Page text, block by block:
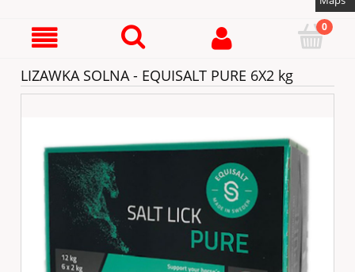
LIZAWKA SOLNA - EQUISALT PURE 6X2 kg